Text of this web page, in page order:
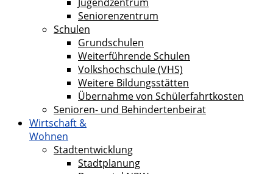
Seniorenzentrum
Schulen
Grundschulen
Weiterführende Schulen
Volkshochschule (VHS)
Weitere Bildungsstätten
Übernahme von Schülerfahrtkosten
Senioren- und Behindertenbeirat
Wirtschaft &
Wohnen
Stadtentwicklung
Stadtplanung